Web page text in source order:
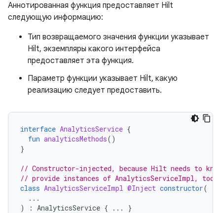
Аннотированная функция предоставляет Hilt
следующую информацию:
Тип возвращаемого значения функции указывает
Hilt, экземпляры какого интерфейса
предоставляет эта функция.
Параметр функции указывает Hilt, какую
реализацию следует предоставить.
interface AnalyticsService {
fun analyticsMethods()
}
// Constructor-injected, because Hilt needs to
// provide instances of AnalyticsServiceImpl, too.
class AnalyticsServiceImpl @Inject constructor(
...
)
: AnalyticsService { ... }